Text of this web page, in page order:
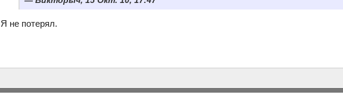
Я не потерял.